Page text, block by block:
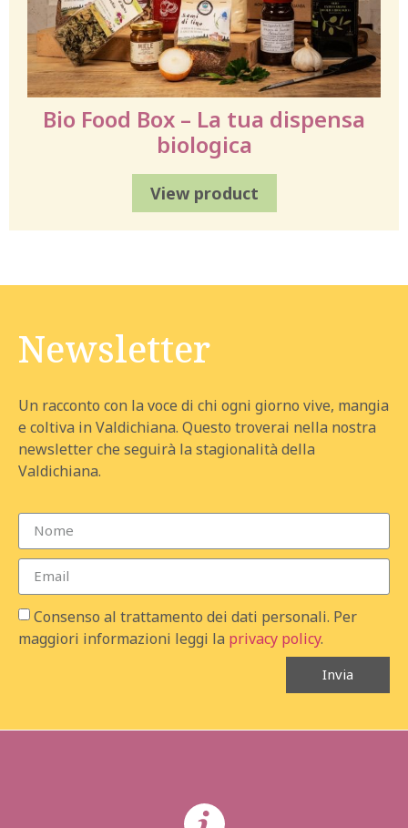
Bio Food Box – La tua dispensa
biologica
View product
Newsletter
Un racconto con la voce di chi ogni giorno vive, mangia
e coltiva in Valdichiana. Questo troverai nella nostra
newsletter che seguirà la stagionalità della
Valdichiana.
Consenso al trattamento dei dati personali. Per
maggiori informazioni leggi la privacy policy.
Invia